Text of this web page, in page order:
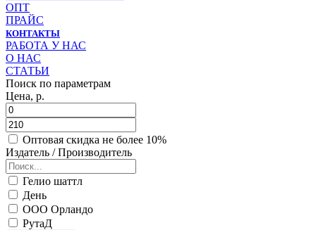
ОПТ
ПРАЙС
КОНТАКТЫ
РАБОТА У НАС
О НАС
СТАТЬИ
Поиск по параметрам
Цена, р.
Оптовая скидка не более 10%
Издатель / Производитель
Гелио шаттл
День
ООО Орландо
РутаД